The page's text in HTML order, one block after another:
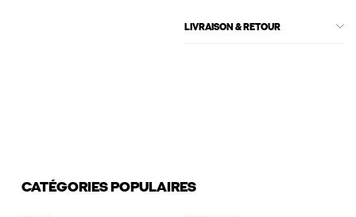
LIVRAISON & RETOUR
CATÉGORIES POPULAIRES